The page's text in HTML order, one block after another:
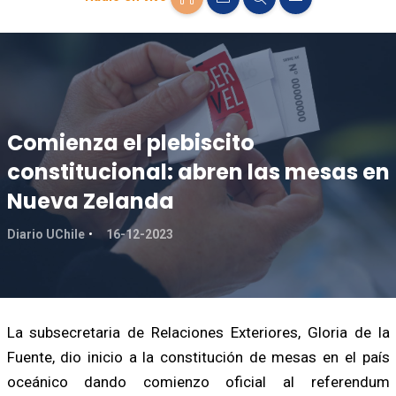
Comienza el plebiscito
constitucional: abren las mesas en
Nueva Zelanda
Diario UChile 16-12-2023
La subsecretaria de Relaciones Exteriores, Gloria de la
Fuente, dio inicio a la constitución de mesas en el país
oceánico dando comienzo oficial al referendum